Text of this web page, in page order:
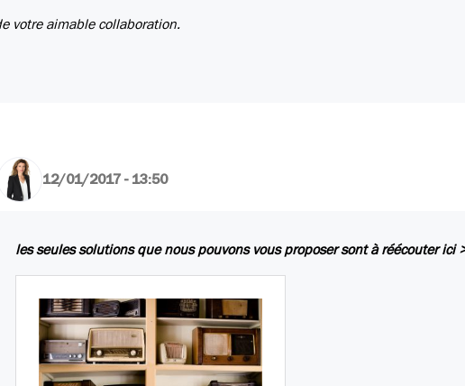
votre aimable collaboration.
12/01/2017 - 13:50
les seules solutions que nous pouvons vous proposer sont à réécouter ici